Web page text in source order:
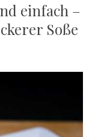
einfach –
Soße